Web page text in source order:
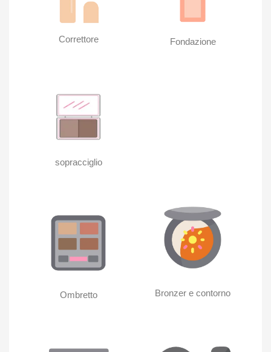
Correttore Fondazione
sopracciglio
Ombretto Bronzer e contorno